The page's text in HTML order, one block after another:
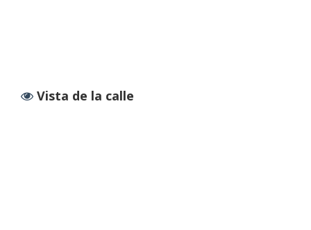
Vista de la calle